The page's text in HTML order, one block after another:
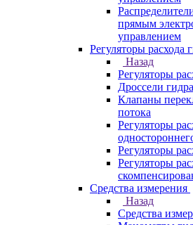
прямым
управлением
Регуляторы расхода
Назад
Регуляторы
Дроссели
Клапаны
потока
Регуляторы
Регуляторы
Регуляторы
Средства измерения
Назад
Средства